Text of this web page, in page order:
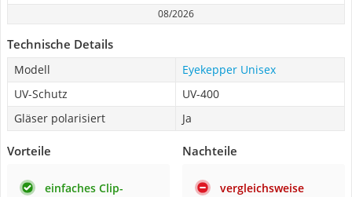
08/2026
Technische Details
Modell
Eyekepper Unisex
UV-Schutz
UV-400
Gläser polarisiert
Ja
Vorteile
einfaches Clip-
Nachteile
vergleichsweise